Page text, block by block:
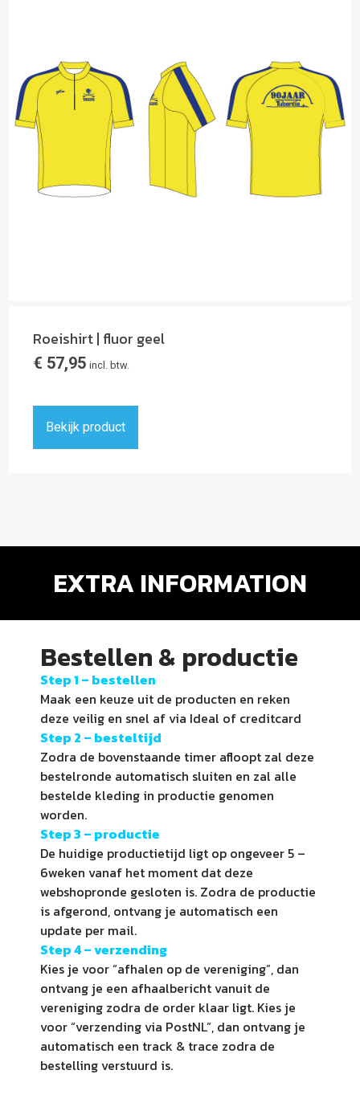
Roeishirt | fluor geel
€ 57,95 incl. btw.
Bekijk product
EXTRA INFORMATION
Bestellen & productie
Step 1 – bestellen
Maak een keuze uit de producten en reken
deze veilig en snel af via Ideal of creditcard
Step 2 – besteltijd
Zodra de bovenstaande timer afloopt zal deze
bestelronde automatisch sluiten en zal alle
bestelde kleding in productie genomen
worden.
Step 3 – productie
De huidige productietijd ligt op ongeveer 5 –
6weken vanaf het moment dat deze
webshopronde gesloten is. Zodra de productie
is afgerond, ontvang je automatisch een
update per mail.
Step 4 –verzending
Kies je voor “afhalen op de vereniging”, dan
ontvang je een afhaalbericht vanuit de
vereniging zodra de order klaar ligt. Kies je
voor “verzending via PostNL”, dan ontvang je
automatisch een track & trace zodra de
bestelling verstuurd is.